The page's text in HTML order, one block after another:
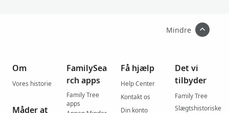
Mindre
Om
Vores historie
Måder at
FamilySea
rch apps
Family Tree
apps
Få hjælp
Help Center
Kontakt os
Din konto
Det vi
tilbyder
Family Tree
Slægtshistoriske